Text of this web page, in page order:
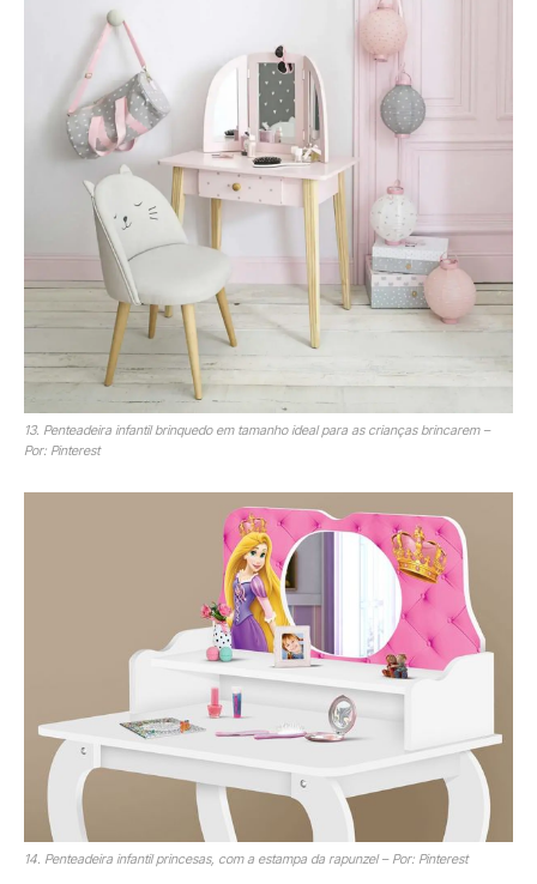
13. Penteadeira infantil brinquedo em tamanho ideal para as crianças brincarem –
Por: Pinterest
14. Penteadeira infantil princesas, com a estampa da rapunzel – Por: Pinterest